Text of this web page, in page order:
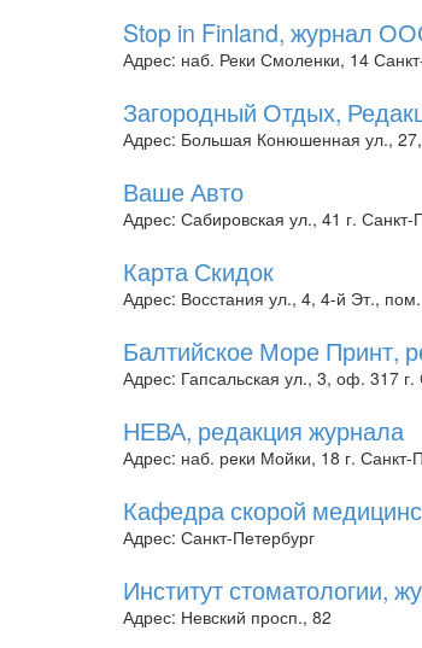
Stop in Finland, журнал
Адрес: наб. Реки Смоленки, 14
Загородный Отдых,
Адрес: Большая Конюшенная ул.,
Ваше Авто
Адрес: Сабировская ул., 41 г. Санкт-
Карта Скидок
Адрес: Восстания ул., 4, 4-й Эт.,
Балтийское Море Принт,
Адрес: Гапсальская ул., 3, оф. 317 г.
НЕВА, редакция журнала
Адрес: наб. реки Мойки, 18 г. Санкт-
Кафедра скорой
Адрес: Санкт-Петербург
Институт стоматологии,
Адрес: Невский просп., 82